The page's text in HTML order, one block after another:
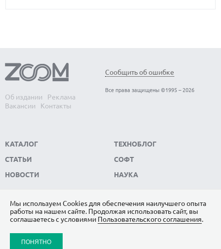
Обнаружены биологические часы-
хронометр организма — когда они
выходят из строя, развитие человека
останавливается
человека останавливается
Об издании
Реклама
Вакансии
Контакты
Сообщить об ошибке
Все права защищены ©1995 – 2026
КАТАЛОГ
СТАТЬИ
НОВОСТИ
ТЕХНОБЛОГ
СОФТ
НАУКА
ПОДПИШИТЕСЬ НА НАС
ЯНДЕКС.ДЗЕН
Мы используем Сookies для обеспечения наилучшего опыта
работы на нашем сайте. Продолжая использовать сайт, вы
соглашаетесь с условиями Пользовательского соглашения.
ПОНЯТНО